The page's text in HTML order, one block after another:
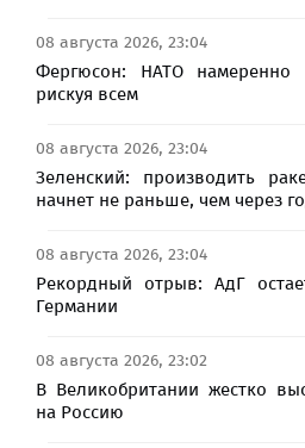
08 августа 2026, 23:04
Фергюсон: НАТО намеренно
рискуя всем
08 августа 2026, 23:04
Зеленский: производить
начнет не раньше, чем через
08 августа 2026, 23:04
Рекордный отрыв: АдГ
Германии
08 августа 2026, 23:02
В Великобритании жестко
на Россию